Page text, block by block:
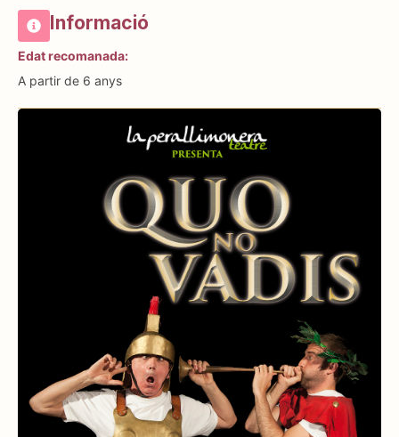
Informació
Edat recomanada:
A partir de 6 anys